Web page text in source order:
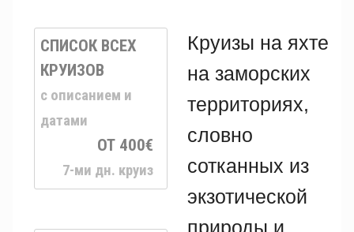
СПИСОК ВСЕХ
КРУИЗОВ
c описанием и
датами
ОТ 400€
7-ми дн. круиз
Круизы на яхте
на заморских
территориях,
словно
сотканных из
экзотической
природы и